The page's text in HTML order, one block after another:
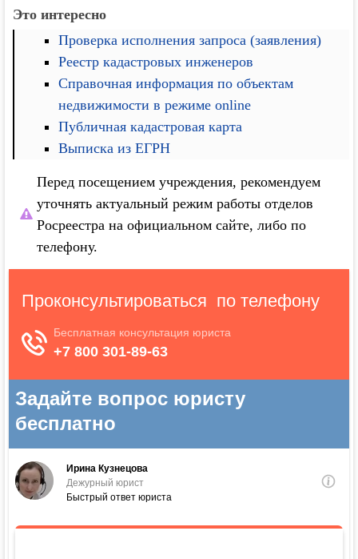
Это интересно
Проверка исполнения запроса (заявления)
Реестр кадастровых инженеров
Справочная информация по объектам
недвижимости в режиме online
Публичная кадастровая карта
Выписка из ЕГРН
Перед посещением учреждения, рекомендуем
уточнять актуальный режим работы отделов
Росреестра на официальном сайте, либо по
телефону.